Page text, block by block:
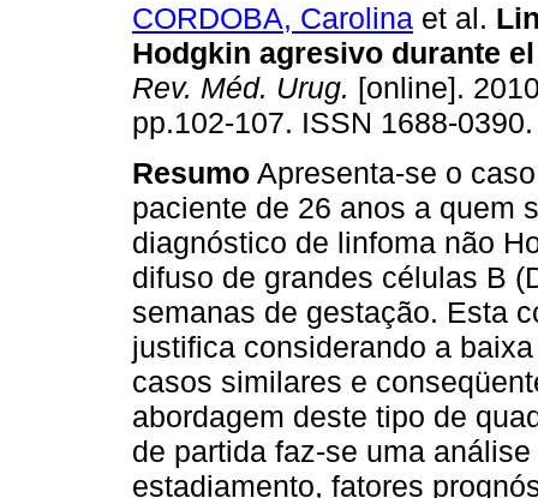
CORDOBA, Carolina et al.
Hodgkin agresivo durante
Rev. Méd. Urug. [online].
pp.102-107. ISSN 1688-0390.
Resumo Apresenta-se o
paciente de 26 anos a quem
diagnóstico de linfoma não
difuso de grandes células B
semanas de gestação. Esta
justifica considerando a
casos similares e
abordagem deste tipo de
de partida faz-se uma
estadiamento, fatores